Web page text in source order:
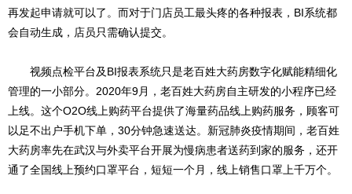
再发起申请就可以了。而对于门店员工最头疼的各种报表，BI系统都
会自动生成，店员只需确认提交。
视频点检平台及BI报表系统只是老百姓大药房数字化赋能精细化
管理的一小部分。2020年9月，老百姓大药房自主研发的小程序已经
上线。这个O2O线上购药平台提供了海量药品线上购药服务，顾客可
以足不出户手机下单，30分钟急速送达。新冠肺炎疫情期间，老百姓
大药房率先在武汉与外卖平台开展为慢病患者送药到家的服务，还开
通了全国线上预约口罩平台，短短一个月，线上销售口罩上千万个。